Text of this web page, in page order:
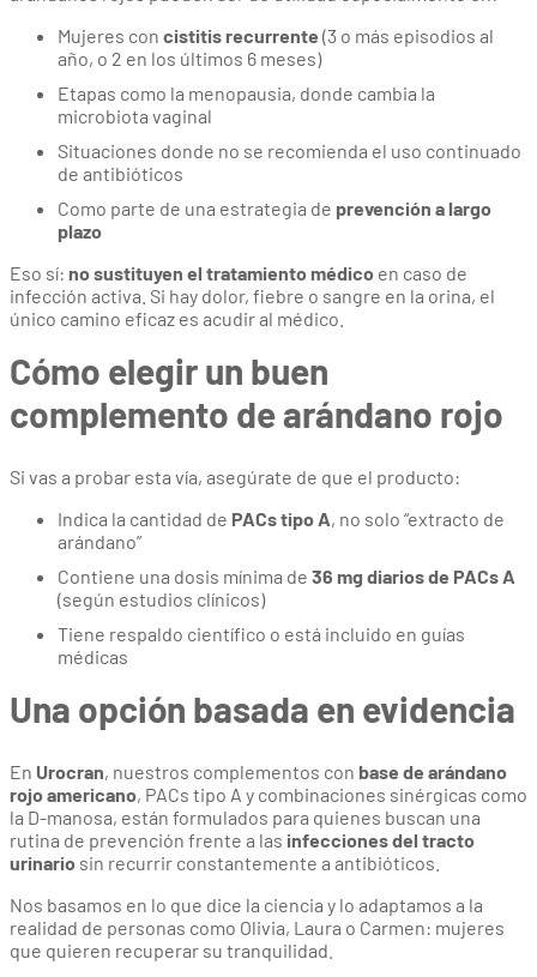
Mujeres con cistitis recurrente (3 o más episodios al
año, o 2 en los últimos 6 meses)
Etapas como la menopausia, donde cambia la
microbiota vaginal
Situaciones donde no se recomienda el uso continuado
de antibióticos
Como parte de una estrategia de prevención a largo
plazo
Eso sí: no sustituyen el tratamiento médico en caso de
infección activa. Si hay dolor, fiebre o sangre en la orina, el
único camino eficaz es acudir al médico.
Cómo elegir un buen
complemento de arándano rojo
Si vas a probar esta vía, asegúrate de que el producto:
Indica la cantidad de PACs tipo A, no solo “extracto de
arándano”
Contiene una dosis mínima de 36 mg diarios de PACs A
(según estudios clínicos)
Tiene respaldo científico o está incluido en guías
médicas
Una opción basada en evidencia
En Urocran, nuestros complementos con base de arándano
rojo americano, PACs tipo A y combinaciones sinérgicas como
la D-manosa, están formulados para quienes buscan una
rutina de prevención frente a las infecciones del tracto
urinario sin recurrir constantemente a antibióticos.
Nos basamos en lo que dice la ciencia y lo adaptamos a la
realidad de personas como Olivia, Laura o Carmen: mujeres
que quieren recuperar su tranquilidad.